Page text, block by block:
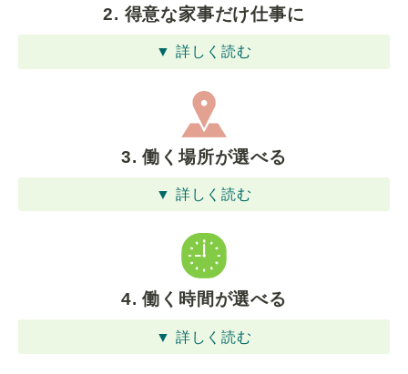
2. 得意な家事だけ仕事に
▼ 詳しく読む
3. 働く場所が選べる
▼ 詳しく読む
4. 働く時間が選べる
▼ 詳しく読む